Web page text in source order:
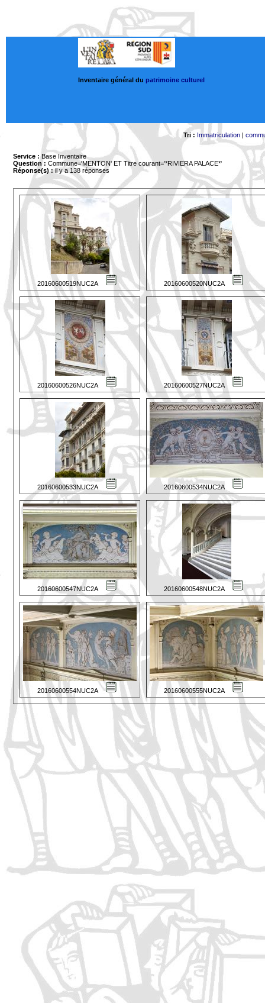
Inventaire général du patrimoine culturel
Tri : Immatriculation|
Service : Base Inventaire
Question : Commune='MENTON' ET Titre courant='*RIVIERA PALACE*'
Réponse(s) :il y a 138 réponses
20160600519NUC2A 20160600520NUC2A
20160600526NUC2A 20160600527NUC2A
20160600533NUC2A 20160600534NUC2A
20160600547NUC2A 20160600548NUC2A
20160600554NUC2A 20160600555NUC2A